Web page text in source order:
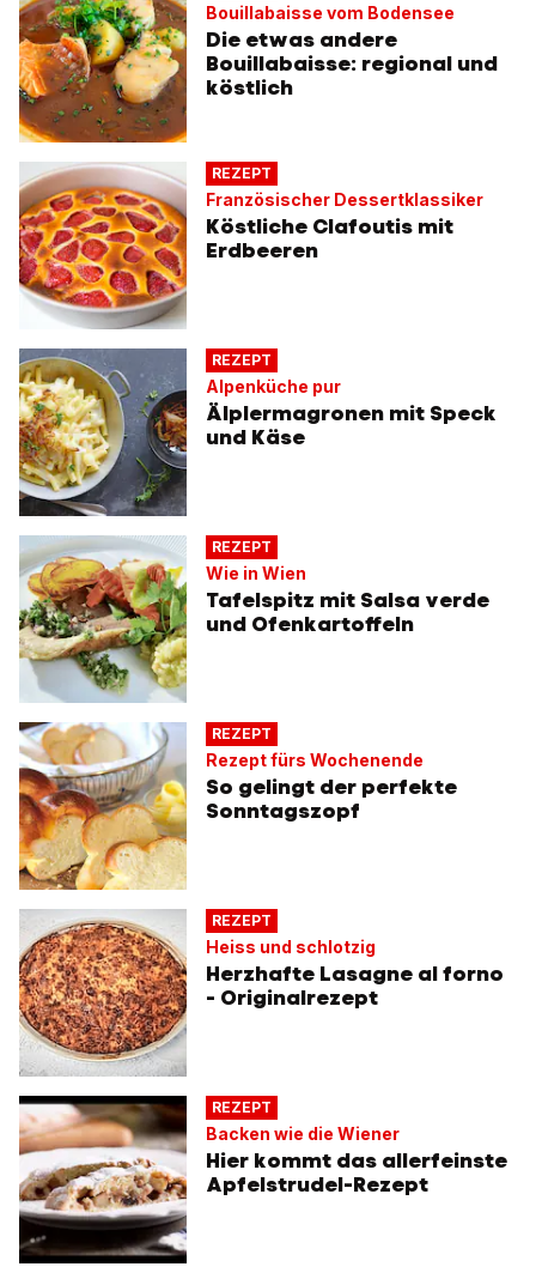
Bouillabaisse vom Bodensee
Die etwas andere
Bouillabaisse: regional und
köstlich
REZEPT
Französischer Dessertklassiker
Köstliche Clafoutis mit
Erdbeeren
REZEPT
Alpenküche pur
Älplermagronen mit Speck
und Käse
REZEPT
Wie in Wien
Tafelspitz mit Salsa verde
und Ofenkartoffeln
REZEPT
Rezept fürs Wochenende
So gelingt der perfekte
Sonntagszopf
REZEPT
Heiss und schlotzig
Herzhafte Lasagne al forno
- Originalrezept
REZEPT
Backen wie die Wiener
Hier kommt das allerfeinste
Apfelstrudel-Rezept